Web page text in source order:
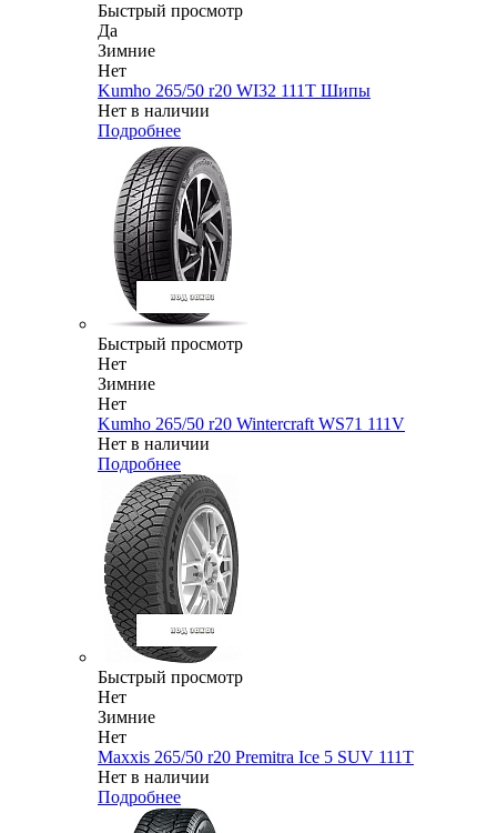
Быстрый просмотр
Да
Зимние
Нет
Kumho 265/50 r20 WI32 111T Шипы
Нет в наличии
Подробнее
Быстрый просмотр
Нет
Зимние
Нет
Kumho 265/50 r20 Wintercraft WS71 111V
Нет в наличии
Подробнее
Быстрый просмотр
Нет
Зимние
Нет
Maxxis 265/50 r20 Premitra Ice 5 SUV 111T
Нет в наличии
Подробнее